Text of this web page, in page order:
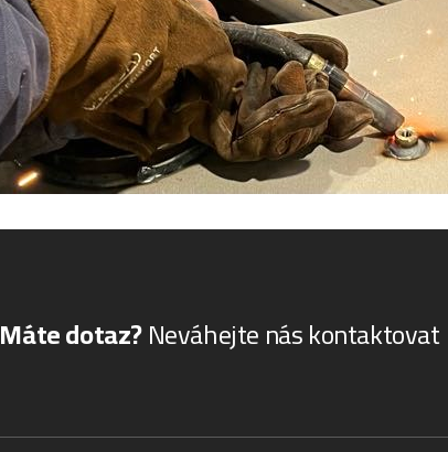
Máte dotaz?Neváhejte nás kontaktovat